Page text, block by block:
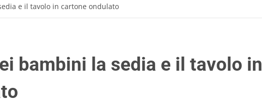
e il tavolo in cartone ondulato
bambini la sedia e il tavolo in